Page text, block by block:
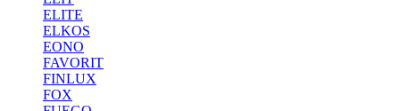
ELITE
ELKOS
EONO
FAVORIT
FINLUX
FOX